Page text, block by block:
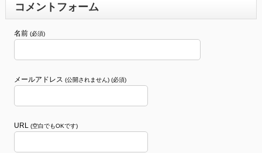
コメントフォーム
名前 (必須)
メールアドレス (公開されません) (必須)
URL (空白でもOKです)